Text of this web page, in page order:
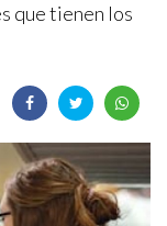
que tienen los